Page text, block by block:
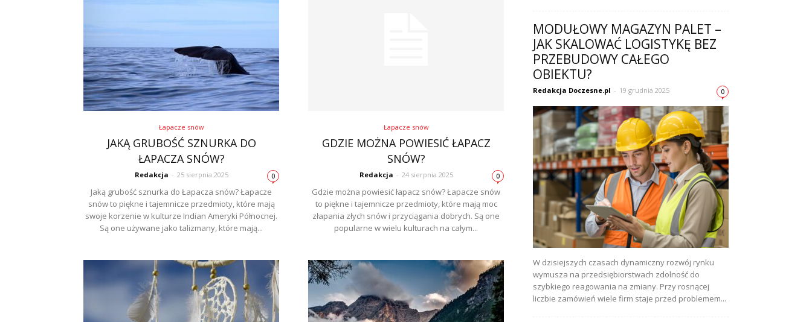
Łapacze snów
JAKĄ GRUBOŚĆ SZNURKA DO
ŁAPACZA SNÓW?
Redakcja - 25 sierpnia 2025 0
Jaką grubość sznurka do Łapacza snów? Łapacze
snów to piękne i tajemnicze przedmioty, które mają
swoje korzenie w kulturze Indian Ameryki Północnej.
Są one używane jako talizmany, które mają...
Łapacze snów
GDZIE MOŻNA POWIESIĆ ŁAPACZ
SNÓW?
Redakcja - 24 sierpnia 2025 0
Gdzie można powiesić łapacz snów? Łapacze snów
to piękne i tajemnicze przedmioty, które mają moc
złapania złych snów i przyciągania dobrych. Są one
popularne w wielu kulturach na całym...
MODUŁOWY MAGAZYN PALET –
JAK SKALOWAĆ LOGISTYKĘ BEZ
PRZEBUDOWY CAŁEGO
OBIEKTU?
Redakcja Doczesne.pl - 19 grudnia 2025 0
W dzisiejszych czasach dynamiczny rozwój rynku
wymusza na przedsiębiorstwach zdolność do
szybkiego reagowania na zmiany. Przy rosnącej
liczbie zamówień wiele firm staje przed problemem...